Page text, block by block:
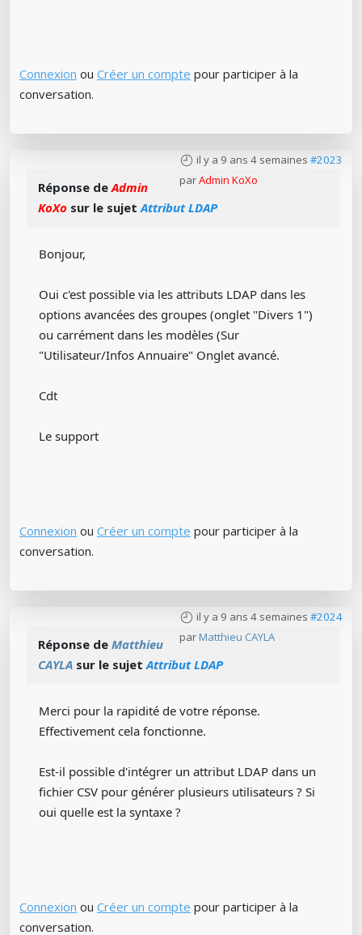
Connexion ou Créer un compte pour participer à la
conversation.
il y a 9 ans 4 semaines #2023
parAdmin KoXo
Réponse deAdmin
KoXo sur le sujetAttribut LDAP
Bonjour,
Oui c'est possible via les attributs LDAP dans les
options avancées des groupes (onglet "Divers 1")
ou carrément dans les modèles (Sur
"Utilisateur/Infos Annuaire" Onglet avancé.
Cdt
Le support
Connexion ou Créer un compte pour participer à la
conversation.
il y a 9 ans 4 semaines #2024
par Matthieu CAYLA
Réponse de Matthieu
CAYLA sur le sujetAttribut LDAP
Merci pour la rapidité de votre réponse.
Effectivement cela fonctionne.
Est-il possible d'intégrer un attribut LDAP dans un
fichier CSV pour générer plusieurs utilisateurs ? Si
oui quelle est la syntaxe ?
Connexion ou Créer un compte pour participer à la
conversation.